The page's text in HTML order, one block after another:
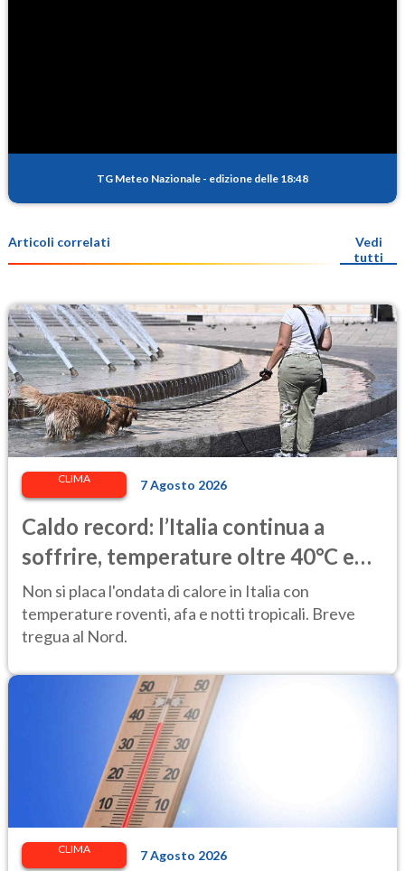
TG Meteo Nazionale - edizione delle 18:48
Articoli correlati
Vedi
tutti
CLIMA 7 Agosto 2026
Caldo record: l’Italia continua a
soffrire, temperature oltre 40°C e
afa per altri 10 giorni
Non si placa l'ondata di calore in Italia con
temperature roventi, afa e notti tropicali. Breve
tregua al Nord.
CLIMA 7 Agosto 2026